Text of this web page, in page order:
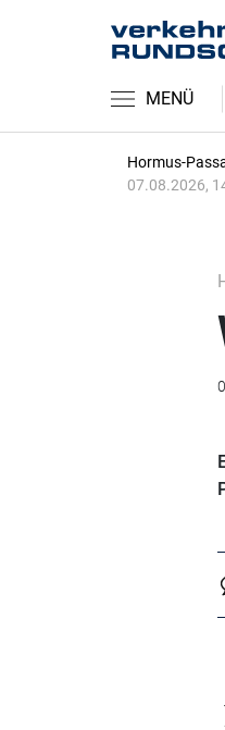
MENÜ
Hormus-
07.08.2026,